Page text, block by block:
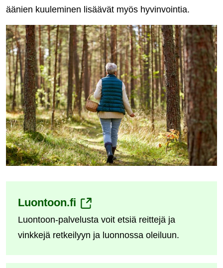
äänien kuuleminen lisäävät myös hyvinvointia.
Luontoon.fi (siirryt
toiseen
palveluun)
Luontoon-palvelusta voit etsiä reittejä ja
vinkkejä retkeilyyn ja luonnossa oleiluun.